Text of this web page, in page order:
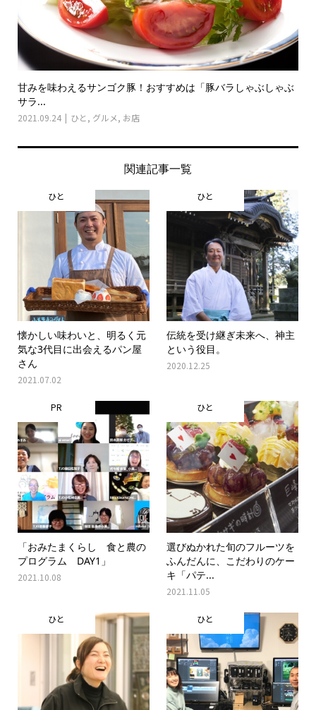
甘みを味わえるサンゴク豚！おすすめは「豚バラしゃぶしゃぶ
サラ...
2021.09.24 ひと , グルメ, お店
関連記事一覧
ひと
懐かしい味わいと、明るく元
気な3代目に出会えるパン屋
さん
2021.07.02
ひと
伝統を受け継ぎ未来へ、神主
という役目。
2020.12.25
PR
「おみたまくらし 食と農の
プログラム DAY1」
2021.10.08
ひと
選びぬかれた旬のフルーツを
ふんだんに、こだわりのケー
キ「パテ...
2021.11.05
ひと ひと